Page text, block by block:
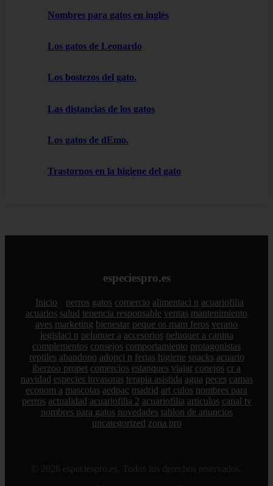
Nombres para gatos en inglés
Los gatos de Leonardo
Los bostezos del gato.
Las distancias de los gatos
Los gatos de dEmo.
Trastornos en la higiene del gato
especiespro.es
Inicio perros gatos comercio alimentaci n acuariofilia
acuarios salud tenencia responsable ventas mantenimiento
aves marketing bienestar peque os mam feros verano
legislaci n peluquer a accesorios peluquer a canina
complementos consejos comportamiento protagonistas
reptiles abandono adopci n ferias higiene snacks acuario
iberzoo propet comercios estanques viajar conejos cr a
navidad especies invasoras terapia asistida agua peces camas
econom a mascotas aedpac madrid art culos nombres para
perros actualidad acuariofilia 2 acuariofilia articulos canal tv
nombres para gatos novedades tablon de anuncios
uncategorized zona pro
© 2026 especiespro.es. Todos los derechos reservados.